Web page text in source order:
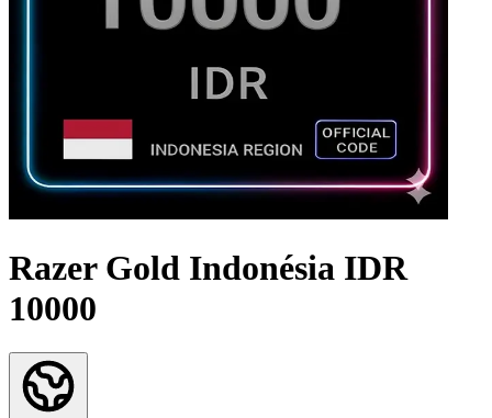
Razer Gold Indonésia IDR
10000